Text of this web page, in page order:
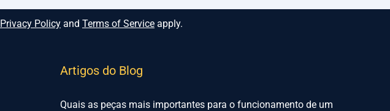
Privacy Policy and Terms of Service apply.
Artigos do Blog
Quais as peças mais importantes para o funcionamento de um